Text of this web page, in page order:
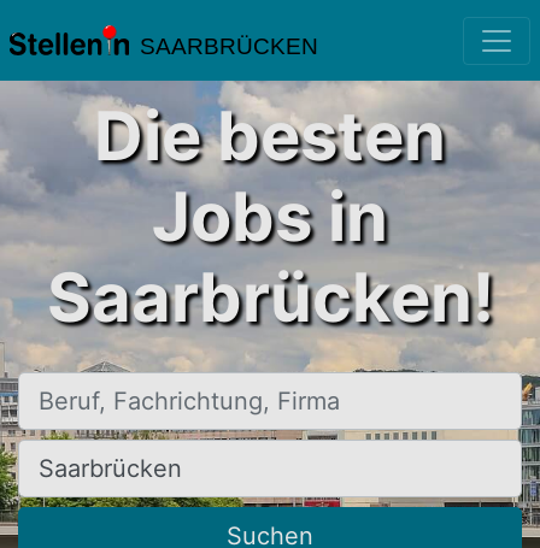
SAARBRÜCKEN
Die besten
Jobs in
Saarbrücken!
Beruf, Fachrichtung, Firma
Ort, Stadt
Suchen